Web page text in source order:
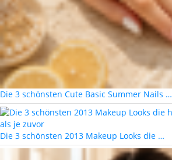
Die 3 schönsten Cute Basic Summer Nails …
Die 3 schönsten 2013 Makeup Looks die …